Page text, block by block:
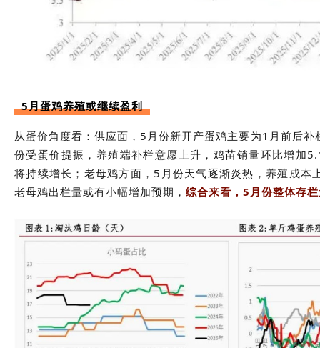
5月蛋鸡养殖或继续盈利
从蛋价角度看：供应面，5月份新开产蛋鸡主要为1月前后
份受蛋价提振，养殖端补栏意愿上升，鸡苗销量环比增加
将持续增长；老母鸡方面，5月份天气逐渐炎热，养殖成本
老母鸡出栏量或有小幅增加预期， 综合来看，5月份整体存